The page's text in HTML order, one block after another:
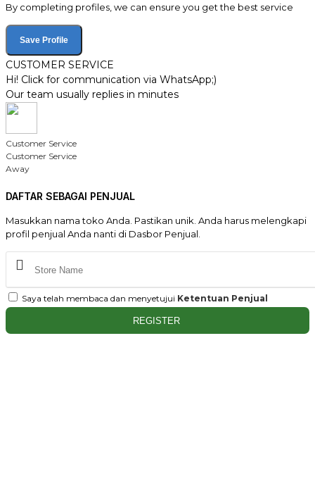
By completing profiles, we can ensure you get the best service
Save Profile
CUSTOMER SERVICE
Hi! Click for communication via WhatsApp;)
Our team usually replies in minutes
Customer Service
Customer Service
Away
DAFTAR SEBAGAI PENJUAL
Masukkan nama toko Anda. Pastikan unik. Anda harus melengkapi
profil penjual Anda nanti di Dasbor Penjual.
Saya telah membaca dan menyetujui Ketentuan Penjual
REGISTER